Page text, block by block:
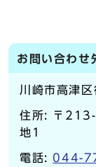
お問い合わせ
川崎市高津
住所: 〒
地1
電話: 044-